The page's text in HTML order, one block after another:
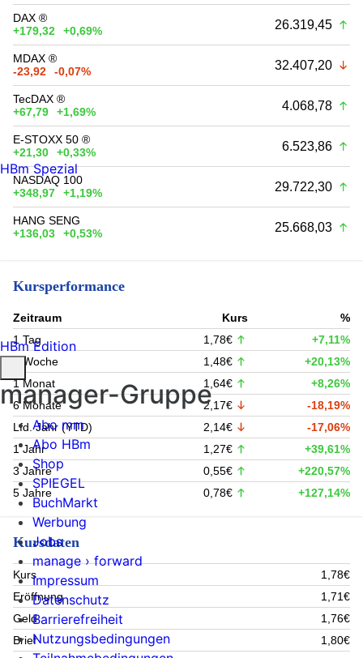
DAX ®
+179,32
+0,69% 26.319,45
MDAX ®
-23,92
-0,07% 32.407,20
TecDAX ®
+67,79
+1,69% 4.068,78
E-STOXX 50 ®
+21,30
+0,33% 6.523,86
NASDAQ 100
+348,97
+1,19% 29.722,30
HANG SENG
+136,03
+0,53% 25.668,03
Kursperformance
Zeitraum Kurs
%
1 Tag
1,78€
+7,11%
1 Woche
1,48€
+20,13%
1 Monat
1,64€
+8,26%
6 Monate
2,17€
-18,19%
Lfd. Jahr (YTD)
2,14€
-17,06%
1 Jahr
1,27€
+39,61%
3 Jahre
0,55€
+220,57%
5 Jahre
0,78€ +127,14%
Kursdaten
Kurs
1,78€
Eröffnung
1,71€
Geld
1,76€
Brief
1,80€
HBm Spezial
HBm Edition
manager-Gruppe
Abo mm
Abo HBm
Shop
SPIEGEL
BuchMarkt
Werbung
Jobs
manage › forward
Impressum
Datenschutz
Barrierefreiheit
Nutzungsbedingungen